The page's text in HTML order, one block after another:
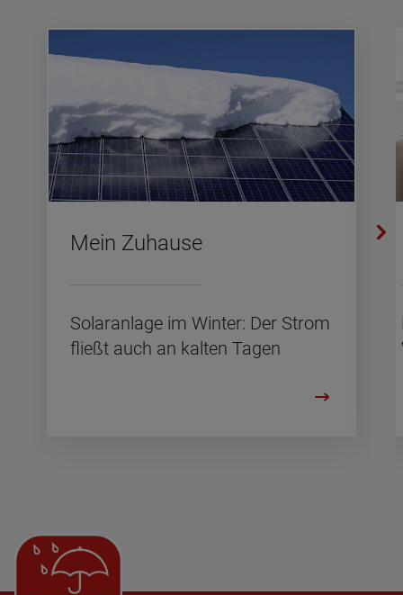
Mein Zu­hau­se
So­lar­an­la­ge im Win­ter: Der Strom
flie­ßt auch an kal­ten Tagen